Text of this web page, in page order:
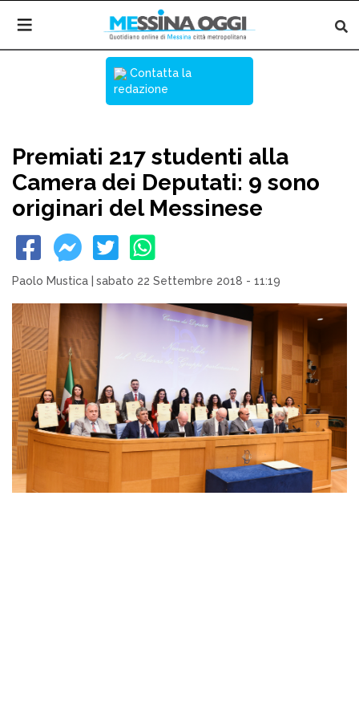
Contatta la
redazione
Premiati 217 studenti alla
Camera dei Deputati: 9 sono
originari del Messinese
Paolo Mustica sabato 22 Settembre 2018 - 11:19